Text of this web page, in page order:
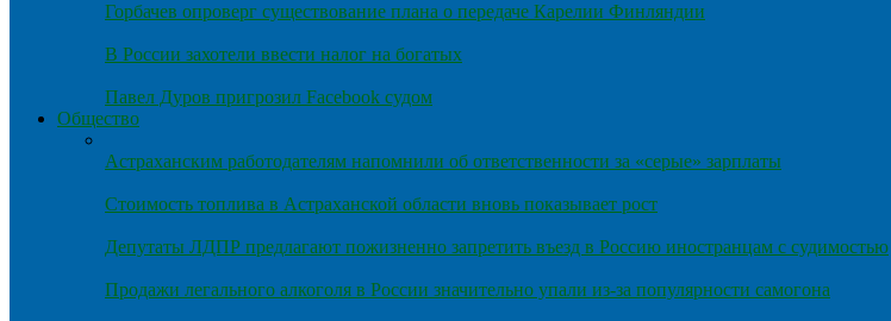
Горбачев опроверг существование плана о передаче Карелии Финляндии
В России захотели ввести налог на богатых
Павел Дуров пригрозил Facebook судом
Общество
Астраханским работодателям напомнили об ответственности за «серые» зарплаты
Стоимость топлива в Астраханской области вновь показывает рост
Депутаты ЛДПР предлагают пожизненно запретить въезд в Россию иностранцам с судимостью
Продажи легального алкоголя в России значительно упали из-за популярности самогона